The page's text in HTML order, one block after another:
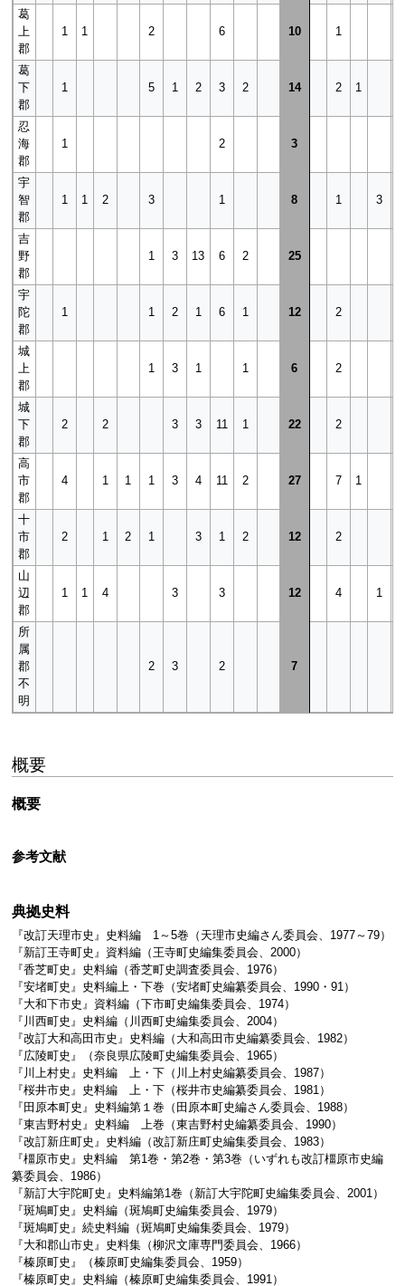
葛
上
郡
1 1 2 6 10 1
葛
下
郡
1 5 1 2 3 2 14 2 1
忍
海
郡
1 2 3
宇
智
郡
1 1 2 3 1 8 1 3
吉
野
郡
1 3 13 6 2 25
宇
陀
郡
1 1 2 1 6 1 12 2
城
上
郡
1 3 1 1 6 2
城
下
郡
2 2 3 3 11 1 22 2
高
市
郡
4 1 1 1 3 4 11 2 27 7 1
十
市
郡
2 1 2 1 3 1 2 12 2
山
辺
郡
1 1 4 3 3 12 4 1
所
属
郡
不
明
2 3 2 7
概要
概要
参考文献
典拠史料
『改訂天理市史』史料編 1～5巻（天理市史編さん委員会、1977～79）
『新訂王寺町史』資料編（王寺町史編集委員会、2000）
『香芝町史』史料編（香芝町史調査委員会、1976）
『安堵町史』史料編上・下巻（安堵町史編纂委員会、1990・91）
『大和下市史』資料編（下市町史編集委員会、1974）
『川西町史』史料編（川西町史編集委員会、2004）
『改訂大和高田市史』史料編（大和高田市史編纂委員会、1982）
『広陵町史』（奈良県広陵町史編集委員会、1965）
『川上村史』史料編 上・下（川上村史編纂委員会、1987）
『桜井市史』史料編 上・下（桜井市史編纂委員会、1981）
『田原本町史』史料編第１巻（田原本町史編さん委員会、1988）
『東吉野村史』史料編 上巻（東吉野村史編纂委員会、1990）
『改訂新庄町史』史料編（改訂新庄町史編集委員会、1983）
『橿原市史』史料編 第1巻・第2巻・第3巻（いずれも改訂橿原市史編
纂委員会、1986）
『新訂大宇陀町史』史料編第1巻（新訂大宇陀町史編集委員会、2001）
『斑鳩町史』史料編（斑鳩町史編集委員会、1979）
『斑鳩町史』続史料編（斑鳩町史編集委員会、1979）
『大和郡山市史』史料集（柳沢文庫専門委員会、1966）
『榛原町史』（榛原町史編集委員会、1959）
『榛原町史』史料編（榛原町史編集委員会、1991）